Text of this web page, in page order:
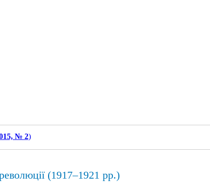
№ 2)
(1917–1921 рр.)